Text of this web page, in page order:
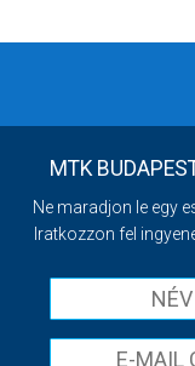
MTK
Ne maradjon le egy
Iratkozzon fel